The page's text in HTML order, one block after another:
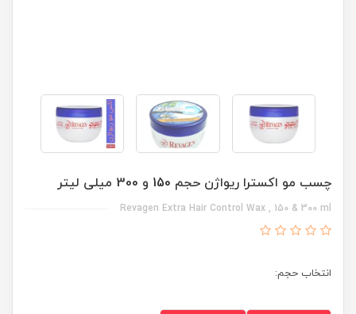
چسب مو اکسترا ریواژن حجم 150 و 300 میلی لیتر
Revagen Extra Hair Control Wax , 150 & 300 ml
انتخاب حجم: